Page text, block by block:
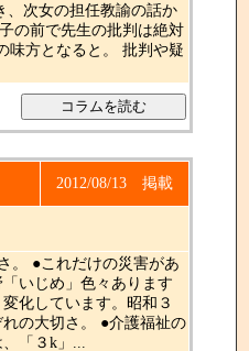
、次女の担任教諭の話か
の前で先生の批判は絶対
味方となると。 批判や疑
2012/08/13 掲載
。 ●これだけの災害があ
いじめ」色々あります
化しています。昭和３
の大切さ。 ●介護福祉の
「３k」...